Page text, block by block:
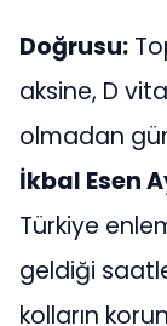
Doğrusu:
aksine, D
olmadan
İkbal Esen
Türkiye
geldiği
kolların